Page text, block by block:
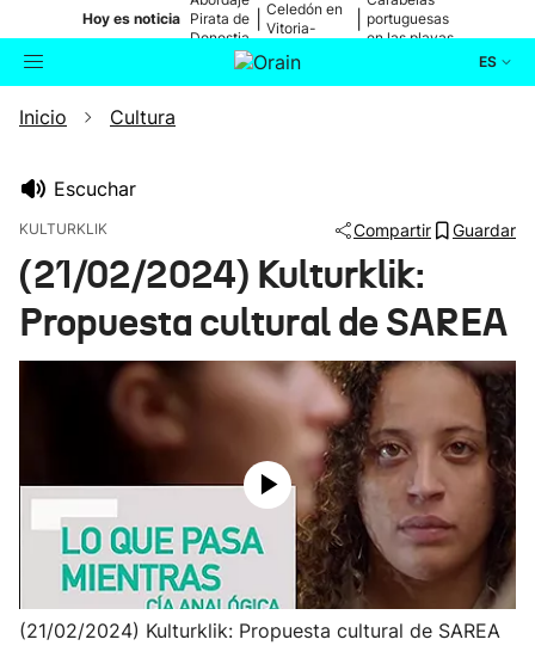
Hoy es noticia Pirata de
Donostia
Celedón en
Vitoria-
portuguesas
en las playas
ES
Buscador
Ikusmiran
Eguraldia
Inicio Cultura
Escuchar
KULTURKLIK Compartir Guardar
(21/02/2024) Kulturklik:
Propuesta cultural de SAREA
(21/02/2024) Kulturklik: Propuesta cultural de SAREA